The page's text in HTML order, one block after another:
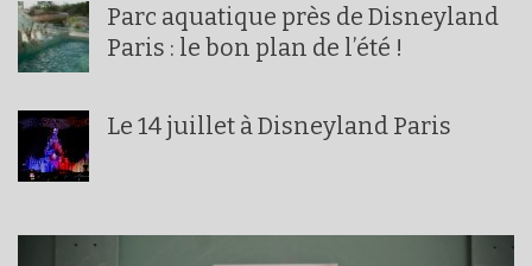
Parc aquatique près de Disneyland
Paris : le bon plan de l’été !
Le 14 juillet à Disneyland Paris